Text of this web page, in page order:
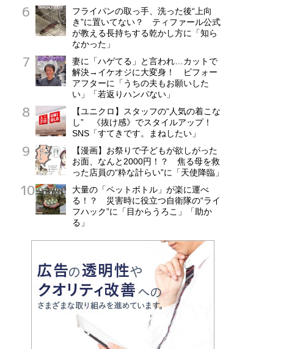
フライパンの取っ手、洗った後“上向
き”に置いてない？ ティファール公式
が教える長持ちする乾かし方に「知ら
なかった」
妻に「ハゲてる」と言われ…カットで
解決→イケオジに大変身！ ビフォー
アフターに「うちの夫もお願いした
い」「若返りハンパない」
【ユニクロ】スタッフの“人気の着こな
し” 《抜け感》でスタイルアップ！
SNS「すてきです。まねしたい」
【漫画】お祭りで子どもが欲しがった
お面、なんと2000円！？ 焦る母を救
った店員の“粋な計らい”に「天使降臨」
大量の「ペットボトル」が楽に運べ
る！？ 災害時に役立つ自衛隊の“ライ
フハック”に「目からうろこ」「助か
る」